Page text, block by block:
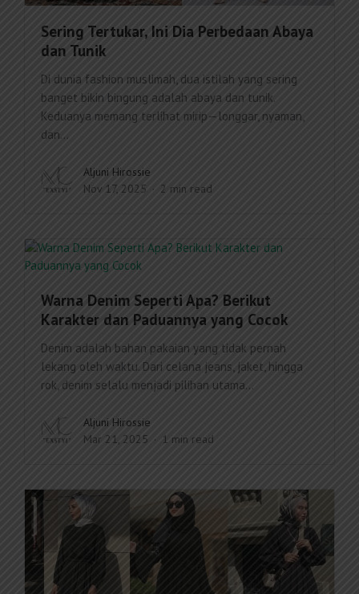
Sering Tertukar, Ini Dia Perbedaan Abaya
dan Tunik
Di dunia fashion muslimah, dua istilah yang sering
banget bikin bingung adalah abaya dan tunik.
Keduanya memang terlihat mirip—longgar, nyaman,
dan...
Aljuni Hirossie
Nov 17, 2025
2 min read
Warna Denim Seperti Apa? Berikut
Karakter dan Paduannya yang Cocok
Denim adalah bahan pakaian yang tidak pernah
lekang oleh waktu. Dari celana jeans, jaket, hingga
rok, denim selalu menjadi pilihan utama...
Aljuni Hirossie
Mar 21, 2025
1 min read